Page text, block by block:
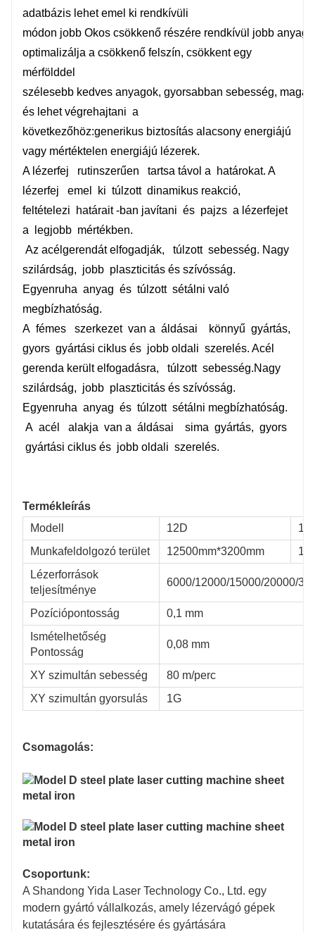
adatbázis lehetemel ki rendkívüli
módon jobb Okos csökkenő részére rendkívül jobb
optimalizálja a csökkenő felszín, csökkent egy
mérfölddel
szélesebb kedves anyagok, gyorsabban sebesség,
és lehetvégrehajtani a
következőhöz:generikus biztosítás alacsony energiájú
vagy mértéktelen energiájú lézerek.
A lézerfej
rutinszerűen tartsa távol a
határokat. A
lézerfej
emel ki túlzott dinamikus reakció,
feltételezi
határait -ban javítani és pajzs a lézerfejet
a
legjobb mértékben.
Az acélgerendát elfogadják,
túlzott sebesség. Nagy
szilárdság, jobb plaszticitás és szívósság.
Egyenruha anyag és túlzott sétálni való
megbízhatóság.
A fémes szerkezet van a áldásai könnyű gyártás,
gyors gyártási ciklus és jobb oldali szerelés. Acél
gerenda került elfogadásra,
túlzott sebesség.Nagy
szilárdság, jobb plaszticitás és szívósság.
Egyenruha anyag és túlzott sétálni megbízhatóság.
A acél alakja van a áldásai sima gyártás, gyors
gyártási ciklus és jobb oldali szerelés.
Termékleírás
Modell
12D
Munkafeldolgozó terület
12500mm*3200mm
Lézerforrások
teljesítménye
6000/12000/15000/20000/
Pozíciópontosság
0,1 mm
Ismételhetőség
Pontosság
0,08 mm
XY szimultán sebesség
80 m/perc
XY szimultán gyorsulás
1G
Csomagolás:
Csoportunk:
A Shandong Yida Laser Technology Co., Ltd. egy
modern gyártó vállalkozás, amely lézervágó gépek
kutatására és fejlesztésére és gyártására